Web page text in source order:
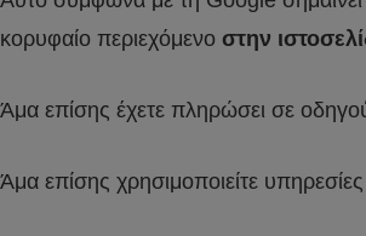
κορυφαίο περιεχόμενο στην
Άμα επίσης έχετε πληρώσει σε
Άμα επίσης χρησιμοποιείτε